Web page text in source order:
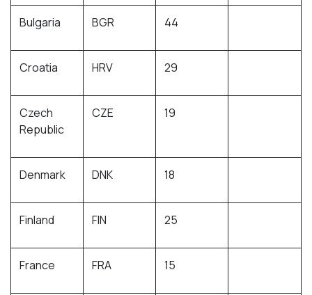
Bulgaria BGR 44
Croatia HRV 29
Czech
Republic
CZE 19
Denmark DNK 18
Finland FIN 25
France FRA 15